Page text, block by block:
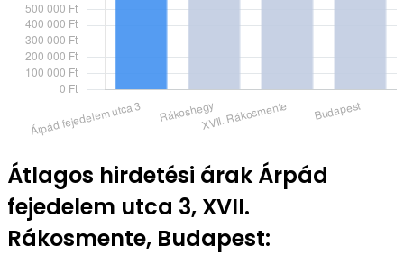
Átlagos hirdetési árak Árpád
fejedelem utca 3, XVII.
Rákosmente, Budapest: